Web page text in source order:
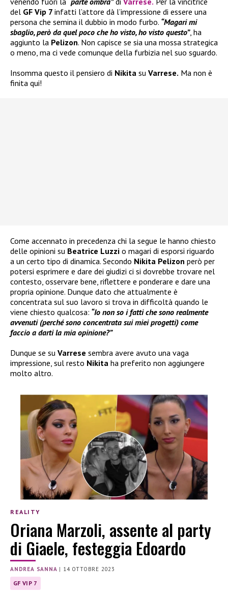
del GF Vip 7 infatti l’attore dà l’impressione di essere una
persona che semina il dubbio in modo furbo. “Magari mi
sbaglio, però da quel poco che ho visto, ho visto questo”, ha
aggiunto la Pelizon. Non capisce se sia una mossa strategica
o meno, ma ci vede comunque della furbizia nel suo sguardo.
Insomma questo il pensiero di Nikita su Varrese. Ma non è
finita qui!
Come accennato in precedenza chi la segue le hanno chiesto
delle opinioni su Beatrice Luzzi o magari di esporsi riguardo
a un certo tipo di dinamica. Secondo Nikita Pelizon però per
potersi esprimere e dare dei giudizi ci si dovrebbe trovare nel
contesto, osservare bene, riflettere e ponderare e dare una
propria opinione. Dunque dato che attualmente è
concentrata sul suo lavoro si trova in difficoltà quando le
viene chiesto qualcosa: “Io non so i fatti che sono realmente
avvenuti (perché sono concentrata sui miei progetti) come
faccio a darti la mia opinione?”
Dunque se su Varrese sembra avere avuto una vaga
impressione, sul resto Nikita ha preferito non aggiungere
molto altro.
REALITY
Oriana Marzoli, assente al party
di Giaele, festeggia Edoardo
ANDREA SANNA | 14 OTTOBRE 2023
GF VIP 7